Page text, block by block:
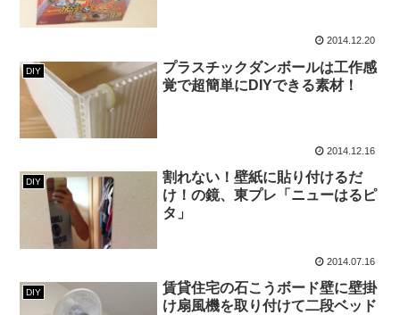
2014.12.20
DIY
プラスチックダンボールは工作感
覚で超簡単にDIYできる素材！
2014.12.16
DIY
割れない！壁紙に貼り付けるだ
け！の鏡、東プレ「ニューはるピ
タ」
2014.07.16
DIY
賃貸住宅の石こうボード壁に壁掛
け扇風機を取り付けて二段ベッド